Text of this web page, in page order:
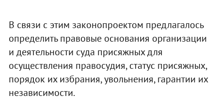
В связи с этим законопроектом предлагалось
определить правовые основания организации
и деятельности суда присяжных для
осуществления правосудия, статус присяжных,
порядок их избрания, увольнения, гарантии их
независимости.